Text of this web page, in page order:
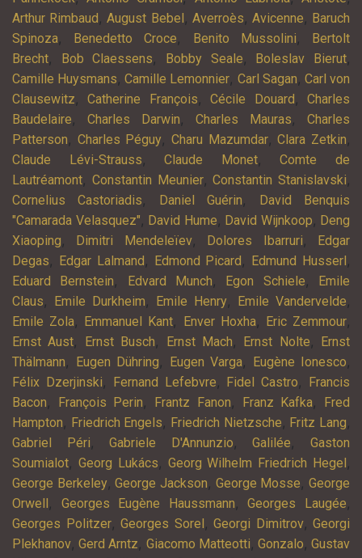
Arthur Rimbaud,August Bebel, Averroès, Avicenne, Baruch
Spinoza, Benedetto Croce, Benito Mussolini, Bertolt
Brecht, Bob Claessens, Bobby Seale, Boleslav Bierut,
Camille Huysmans,Camille Lemonnier, Carl Sagan, Carl von
Clausewitz,Catherine François,Cécile Douard,Charles
Baudelaire, Charles Darwin, Charles Mauras, Charles
Patterson, Charles Péguy,Charu Mazumdar,Clara Zetkin,
Claude Lévi-Strauss,Claude Monet,Comte de
Lautréamont, Constantin Meunier,Constantin Stanislavski,
Cornelius Castoriadis, Daniel Guérin, David Benquis
"Camarada Velasquez", David Hume, David Wijnkoop, Deng
Xiaoping, Dimitri Mendeleïev, Dolores Ibarruri, Edgar
Degas, Edgar Lalmand, Edmond Picard, Edmund Husserl,
Eduard Bernstein, Edvard Munch, Egon Schiele, Emile
Claus, Emile Durkheim, Emile Henry, Emile Vandervelde,
Emile Zola, Emmanuel Kant, Enver Hoxha, Eric Zemmour,
Ernst Aust, Ernst Busch, Ernst Mach, Ernst Nolte, Ernst
Thälmann, Eugen Dühring, Eugen Varga, Eugène Ionesco,
Félix Dzerjinski, Fernand Lefebvre, Fidel Castro, Francis
Bacon, François Perin, Frantz Fanon, Franz Kafka, Fred
Hampton, Friedrich Engels, Friedrich Nietzsche, Fritz Lang,
Gabriel Péri,Gabriele D'Annunzio,Galilée,Gaston
Soumialot, Georg Lukács, Georg Wilhelm Friedrich Hegel,
George Berkeley,George Jackson, George Mosse,George
Orwell, Georges Eugène Haussmann,Georges Laugée,
Georges Politzer, Georges Sorel, Georgi Dimitrov, Georgi
Plekhanov,Gerd Arntz, Giacomo Matteotti, Gonzalo,Gustav